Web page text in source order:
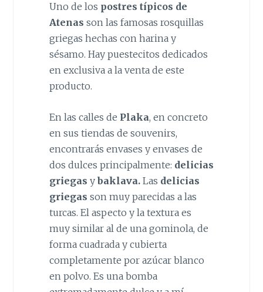
Uno de los postres típicos de
Atenas son las famosas rosquillas
griegas hechas con harina y
sésamo. Hay puestecitos dedicados
en exclusiva a la venta de este
producto.
En las calles de Plaka, en concreto
en sus tiendas de souvenirs,
encontrarás envases y envases de
dos dulces principalmente: delicias
griegas y baklava. Las delicias
griegas son muy parecidas a las
turcas. El aspecto y la textura es
muy similar al de una gominola, de
forma cuadrada y cubierta
completamente por azúcar blanco
en polvo. Es una bomba